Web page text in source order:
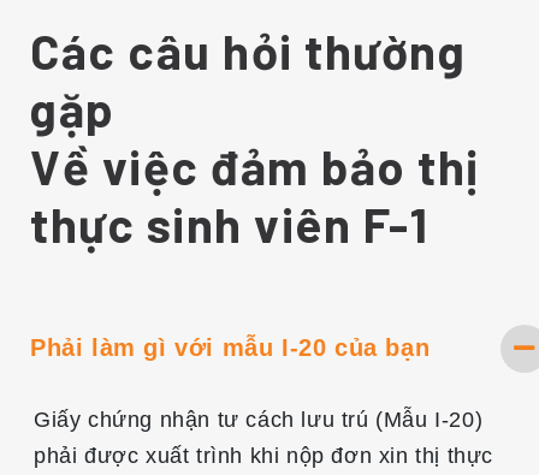
Các câu hỏi thường
gặp
Về việc đảm bảo thị
thực sinh viên F-1
Phải làm gì với mẫu I-20 của bạn
Giấy chứng nhận tư cách lưu trú (Mẫu I-20)
phải được xuất trình khi nộp đơn xin thị thực